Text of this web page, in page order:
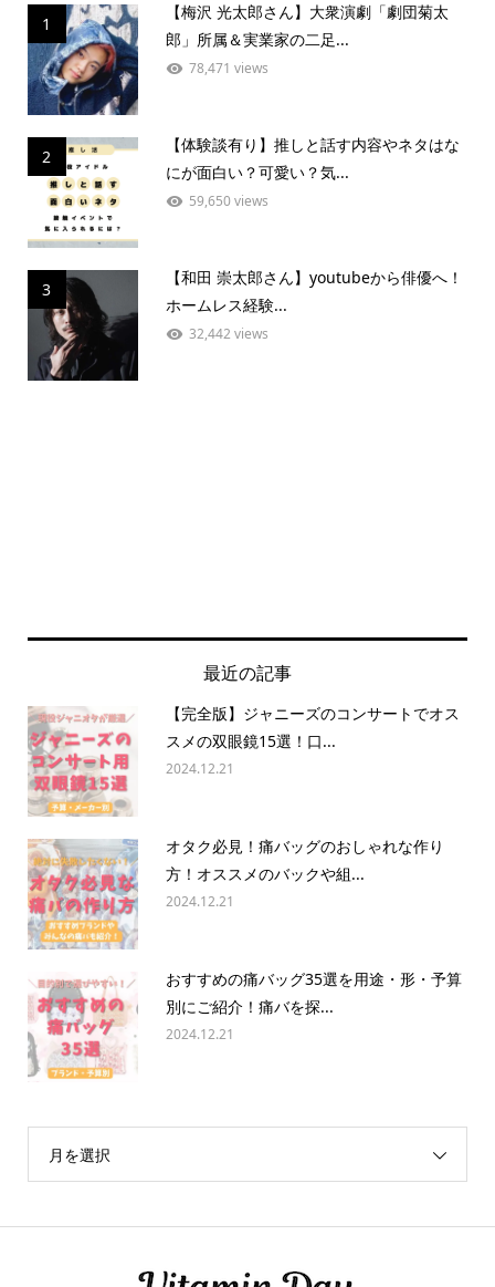
1
【梅沢 光太郎さん】大衆演劇「劇団菊太
郎」所属＆実業家の二足...
78,471 views
2
【体験談有り】推しと話す内容やネタはな
にが面白い？可愛い？気...
59,650 views
3
【和田 崇太郎さん】youtubeから俳優へ！
ホームレス経験...
32,442 views
最近の記事
【完全版】ジャニーズのコンサートでオス
スメの双眼鏡15選！口...
2024.12.21
オタク必見！痛バッグのおしゃれな作り
方！オススメのバックや組...
2024.12.21
おすすめの痛バッグ35選を用途・形・予算
別にご紹介！痛バを探...
2024.12.21
月を選択